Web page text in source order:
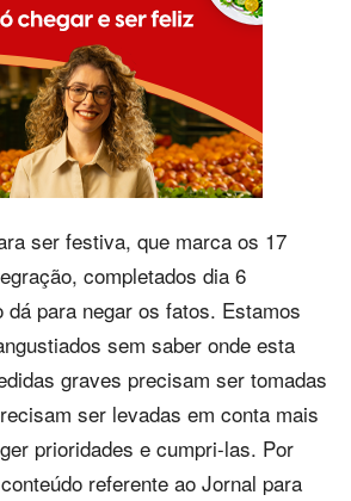
ser festiva, que marca os 17
completados dia 6
dá para negar os fatos. Estamos
sem saber onde esta
graves precisam ser tomadas
ser levadas em conta mais
prioridades e cumpri-las. Por
referente ao Jornal para